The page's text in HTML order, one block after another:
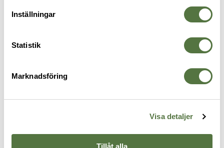
Inställningar
Statistik
Marknadsföring
Visa detaljer
Tillåt alla